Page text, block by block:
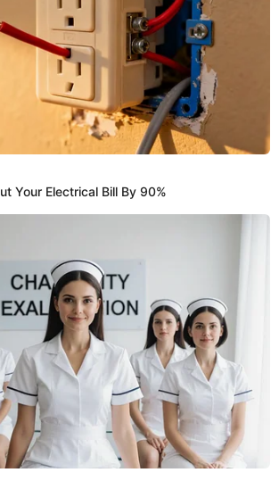
pelea con Isaac, Rafael Delgado
no duda en meterle un 'lapo'. El
y le dice que no lo toque. Isaac quiere
Rafael dice que nadie soporta a la
mete a defender a Isaac,
una cachetada de
golpea a Isaac en la piscina y
interviene para defenderlo.
1/3/2023
'bronca' con Issac